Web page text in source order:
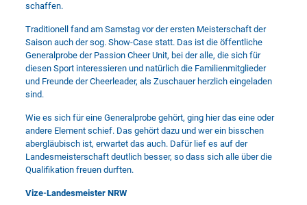
schaffen.
Traditionell fand am Samstag vor der ersten Meisterschaft der
Saison auch der sog. Show-Case statt. Das ist die öffentliche
Generalprobe der Passion Cheer Unit, bei der alle, die sich für
diesen Sport interessieren und natürlich die Familienmitglieder
und Freunde der Cheerleader, als Zuschauer herzlich eingeladen
sind.
Wie es sich für eine Generalprobe gehört, ging hier das eine oder
andere Element schief. Das gehört dazu und wer ein bisschen
abergläubisch ist, erwartet das auch. Dafür lief es auf der
Landesmeisterschaft deutlich besser, so dass sich alle über die
Qualifikation freuen durften.
Vize-Landesmeister NRW